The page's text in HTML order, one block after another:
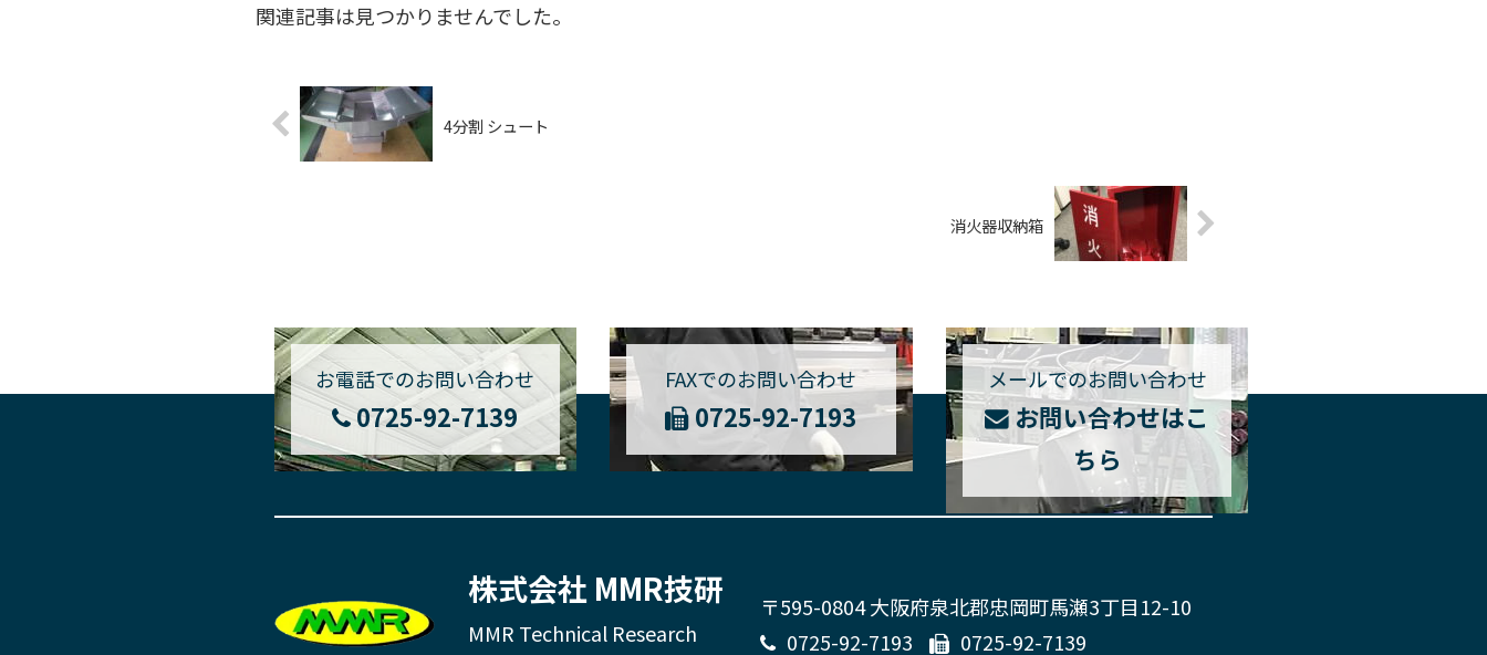
関連記事は見つかりませんでした。
4分割 シュート
消火器収納箱
お電話でのお問い合わせ
0725-92-7139
FAXでのお問い合わせ
0725-92-7193
メールでのお問い合わせ
お問い合わせはこ
ちら
株式会社 MMR技研
MMR Technical Research
〒595-0804 大阪府泉北郡忠岡町馬瀬3丁目12-10
0725-92-7193
0725-92-7139